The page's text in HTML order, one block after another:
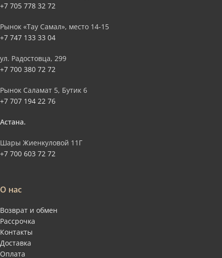
+7 705 778 32 72
Рынок «Тау Самал», место 14-15
+7 747 133 33 04
ул. Радостовца, 299
+7 700 380 72 72
Рынок Саламат 5, Бутик 6
+7 707 194 22 76
Астана.
Шары Жиенкуловой 11Г
+7 700 603 72 72
О нас
Возврат и обмен
Рассрочка
Контакты
Доставка
Оплата